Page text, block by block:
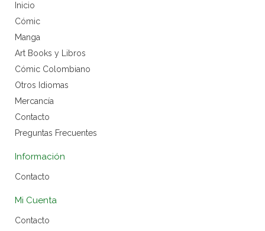
Inicio
Cómic
Manga
Art Books y Libros
Cómic Colombiano
Otros Idiomas
Mercancía
Contacto
Preguntas Frecuentes
Información
Contacto
Mi Cuenta
Contacto